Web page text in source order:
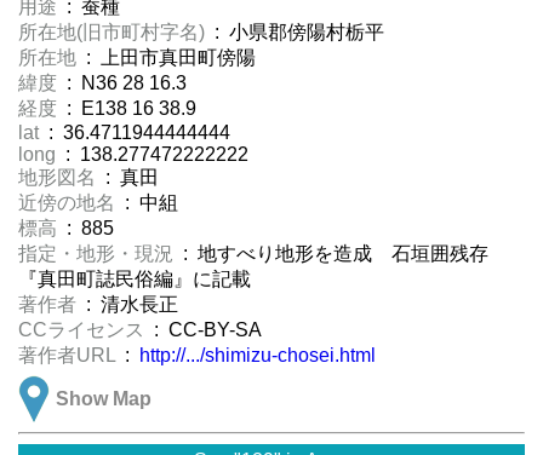
用途 : 蚕種
所在地(旧市町村字名) : 小県郡傍陽村栃平
所在地 : 上田市真田町傍陽
緯度 : N36 28 16.3
経度 : E138 16 38.9
lat : 36.4711944444444
long : 138.277472222222
地形図名
: 真田
近傍の地名
: 中組
標高 : 885
指定・地形・現況
: 地すべり地形を造成 石垣囲残存
『真田町誌民俗編』に記載
著作者 : 清水長正
CCライセンス
: CC-BY-SA
著作者URL : http://.../shimizu-chosei.html
Show Map